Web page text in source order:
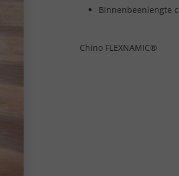
Binnenbeenlengte
Chino FLEXNAMIC®